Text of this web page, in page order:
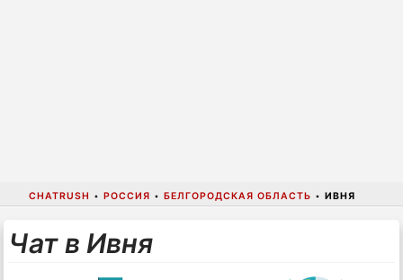
CHATRUSH • РОССИЯ • БЕЛГОРОДСКАЯ ОБЛАСТЬ • ИВНЯ
Чат в Ивня